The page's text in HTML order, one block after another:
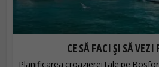
CE SĂ FACI ȘI SĂ VEZI
Planificarea croazierei tale pe